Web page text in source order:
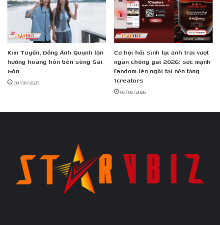
Kim Tuyến, Đồng Ánh Quỳnh tận
hưởng hoàng hôn bên sông Sài
Gòn
08/08/2026
Cơ hội hồi sinh tại anh trai vượt
ngàn chông gai 2026: sức mạnh
fandom lên ngôi tại nền tảng
1creators
08/08/2026